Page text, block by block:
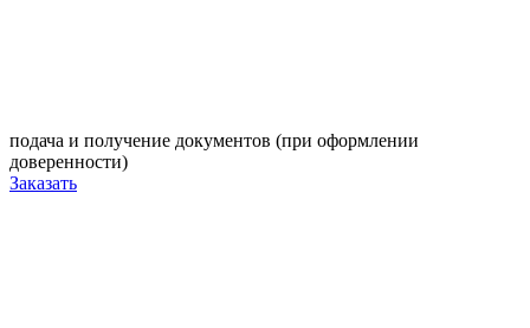
подача и получение документов (при оформлении
доверенности)
Заказать